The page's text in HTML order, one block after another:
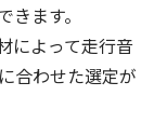
ます。
によって走行音
合わせた選定が